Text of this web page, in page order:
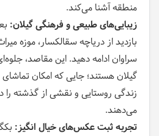
منطقه آشنا می‌کند.
زیبایی‌های طبیعی و فرهنگی گیلان:
بازدید از دریاچه سقالکسار، موزه
سراوان ادامه دهید. این مقاصد،
گیلان هستند؛ جایی که امکان تماشای
زندگی روستایی و نقشی از گذشته را
می‌دهند.
تجربه ثبت عکس‌های خیال انگیز: